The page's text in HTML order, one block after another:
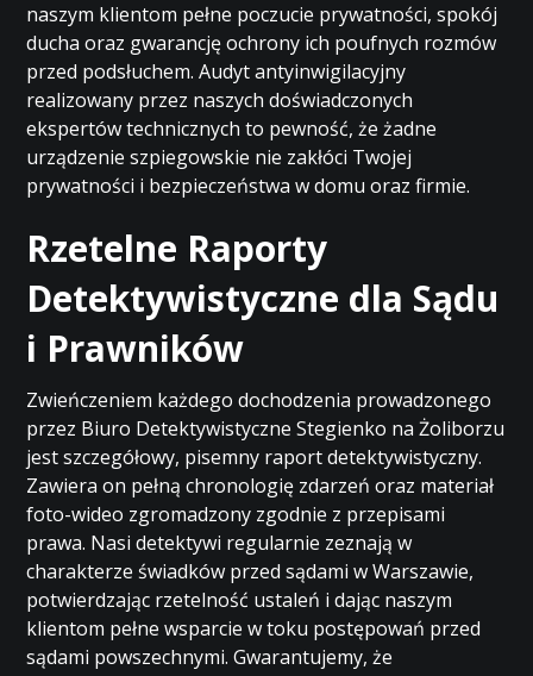
naszym klientom pełne poczucie prywatności, spokój
ducha oraz gwarancję ochrony ich poufnych rozmów
przed podsłuchem. Audyt antyinwigilacyjny
realizowany przez naszych doświadczonych
ekspertów technicznych to pewność, że żadne
urządzenie szpiegowskie nie zakłóci Twojej
prywatności i bezpieczeństwa w domu oraz firmie.
Rzetelne Raporty
Detektywistyczne dla Sądu
i Prawników
Zwieńczeniem każdego dochodzenia prowadzonego
przez Biuro Detektywistyczne Stegienko na Żoliborzu
jest szczegółowy, pisemny raport detektywistyczny.
Zawiera on pełną chronologię zdarzeń oraz materiał
foto-wideo zgromadzony zgodnie z przepisami
prawa. Nasi detektywi regularnie zeznają w
charakterze świadków przed sądami w Warszawie,
potwierdzając rzetelność ustaleń i dając naszym
klientom pełne wsparcie w toku postępowań przed
sądami powszechnymi. Gwarantujemy, że